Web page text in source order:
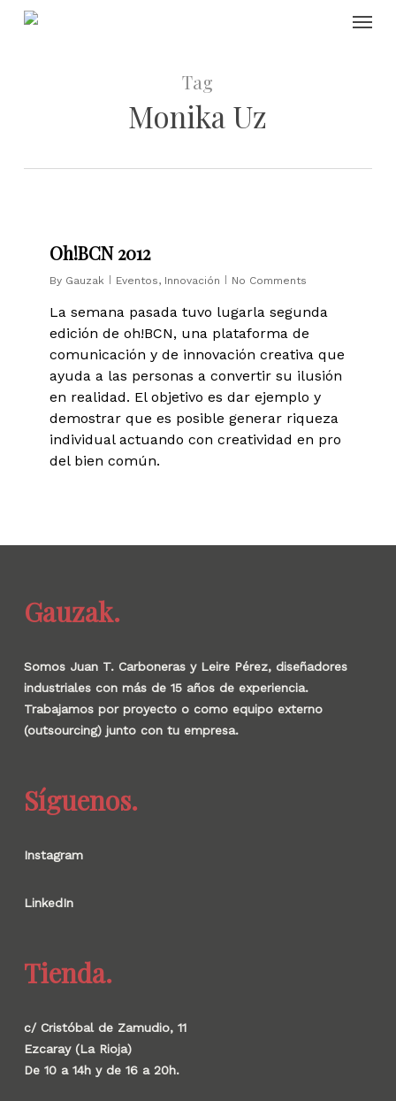
Skip
Tag
Monika Uz
Oh!BCN 2012
By Gauzak Eventos, Innovación No Comments
La semana pasada tuvo lugarla segunda
edición de oh!BCN, una plataforma de
comunicación y de innovación creativa que
ayuda a las personas a convertir su ilusión
en realidad. El objetivo es dar ejemplo y
demostrar que es posible generar riqueza
individual actuando con creatividad en pro
del bien común.
Gauzak.
Somos Juan T. Carboneras y Leire Pérez, diseñadores
industriales con más de 15 años de experiencia.
Trabajamos por proyecto o como equipo externo
(outsourcing) junto con tu empresa.
Síguenos.
Instagram
LinkedIn
Tienda.
c/ Cristóbal de Zamudio, 11
Ezcaray (La Rioja)
De 10 a 14h y de 16 a 20h.